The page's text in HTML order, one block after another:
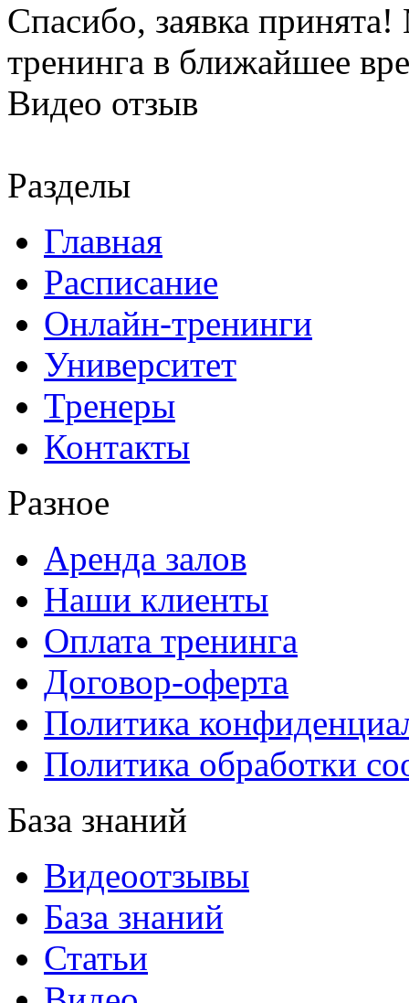
Спасибо, заявка
тренинга в ближайшее
Видео отзыв
Разделы
Главная
Расписание
Онлайн-тренинги
Университет
Тренеры
Контакты
Разное
Аренда залов
Наши клиенты
Оплата тренинга
Договор-оферта
Политика
Политика обработки
База знаний
Видеоотзывы
База знаний
Статьи